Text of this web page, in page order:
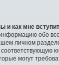
и как мне
обо
личном
могут